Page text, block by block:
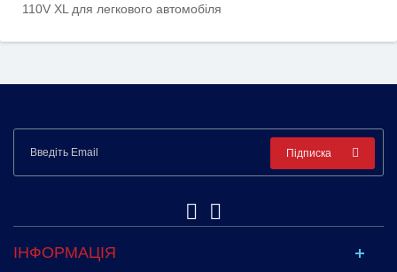
110V XL для легкового автомобіля
Підписка
ІНФОРМАЦІЯ